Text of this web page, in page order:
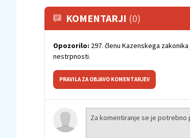
KOMENTARJI (0)
Opozorilo: 297. členu Kazenskega
nestrpnosti.
PRAVILA ZA OBJAVO KOMENTARJEV